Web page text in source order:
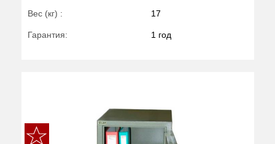
Вес (кг) : 17
Гарантия: 1 год